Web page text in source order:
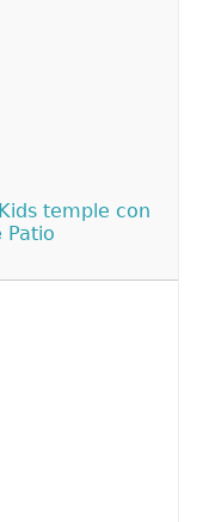
temple con
Patio